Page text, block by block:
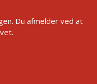
Du afmelder ved at